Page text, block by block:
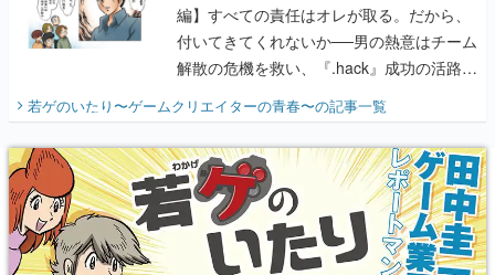
編】すべての責任はオレが取る。だから、
付いてきてくれないか──男の熱意はチーム
解散の危機を救い、『.hack』成功の活路を
『少年ジャンプ』色だった【若ゲのいた
り】
若ゲのいたり〜ゲームクリエイターの青春〜の記事一覧